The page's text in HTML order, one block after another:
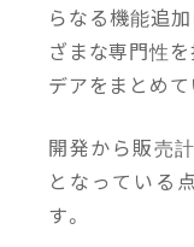
らなる機能追
ざまな専門性
デアをまとめて
開発から販売
となっている
す。